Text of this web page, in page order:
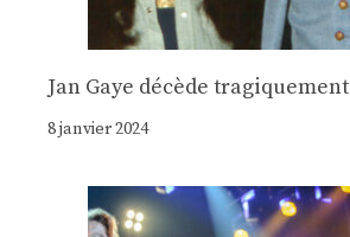
Jan Gaye décède tragiquement
8 janvier 2024